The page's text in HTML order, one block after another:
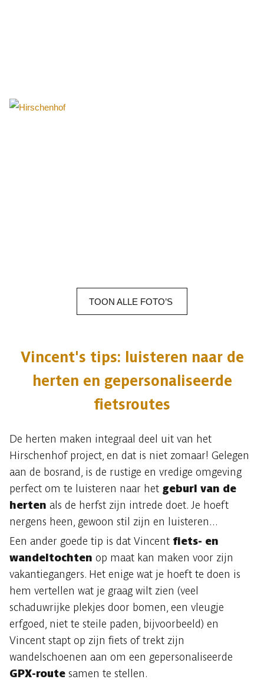
TOON ALLE FOTO’S
Vincent's tips: luisteren naar de
herten en gepersonaliseerde
fietsroutes
De herten maken integraal deel uit van het
Hirschenhof project, en dat is niet zomaar! Gelegen
aan de bosrand, is de rustige en vredige omgeving
perfect om te luisteren naar het geburl van de
herten als de herfst zijn intrede doet. Je hoeft
nergens heen, gewoon stil zijn en luisteren...
Een ander goede tip is dat Vincent fiets- en
wandeltochten op maat kan maken voor zijn
vakantiegangers. Het enige wat je hoeft te doen is
hem vertellen wat je graag wilt zien (veel
schaduwrijke plekjes door bomen, een vleugje
erfgoed, niet te steile paden, bijvoorbeeld) en
Vincent stapt op zijn fiets of trekt zijn
wandelschoenen aan om een gepersonaliseerde
GPX-route samen te stellen.